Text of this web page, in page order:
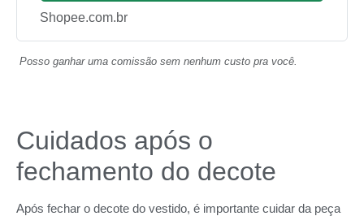
Shopee.com.br
Posso ganhar uma comissão sem nenhum custo pra você.
Cuidados após o
fechamento do decote
Após fechar o decote do vestido, é importante cuidar da peça